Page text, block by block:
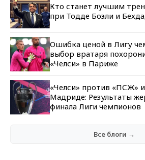
Кто станет лучшим
при Тодде Боэли и
Ошибка ценой в Лигу
выбор вратаря
«Челси» в Париже
«Челси» против «ПСЖ»
Мадриде: Результаты
финала Лиги чемпионов
Все блоги →